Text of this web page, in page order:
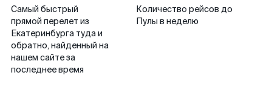
Самый быстрый
прямой перелет из
Екатеринбурга туда и
обратно, найденный на
нашем сайте за
последнее время
Количество рейсов до
Пулы в неделю